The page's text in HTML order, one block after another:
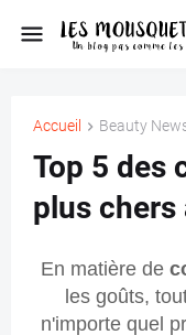
Accueil Beauty
Top 5 des
plus chers
En matière de
les goûts,
n'importe quel